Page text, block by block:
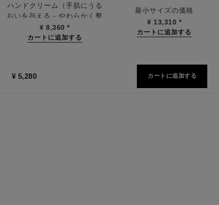
ハンドクリーム（手肌にうる
おいを与える - やわらかく整
える - 輝きをもたらす）
¥ 8,360*
カートに追加する
参照番号126260
最小サイズの価格
¥ 13,310 *
カートに追加する
¥ 5,280 カートに追加する